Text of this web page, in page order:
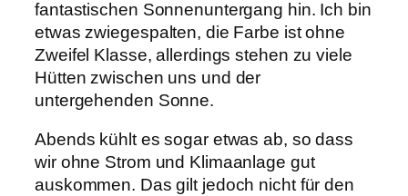
fantastischen Sonnenuntergang hin. Ich bin
etwas zwiegespalten, die Farbe ist ohne
Zweifel Klasse, allerdings stehen zu viele
Hütten zwischen uns und der
untergehenden Sonne.
Abends kühlt es sogar etwas ab, so dass
wir ohne Strom und Klimaanlage gut
auskommen. Das gilt jedoch nicht für den